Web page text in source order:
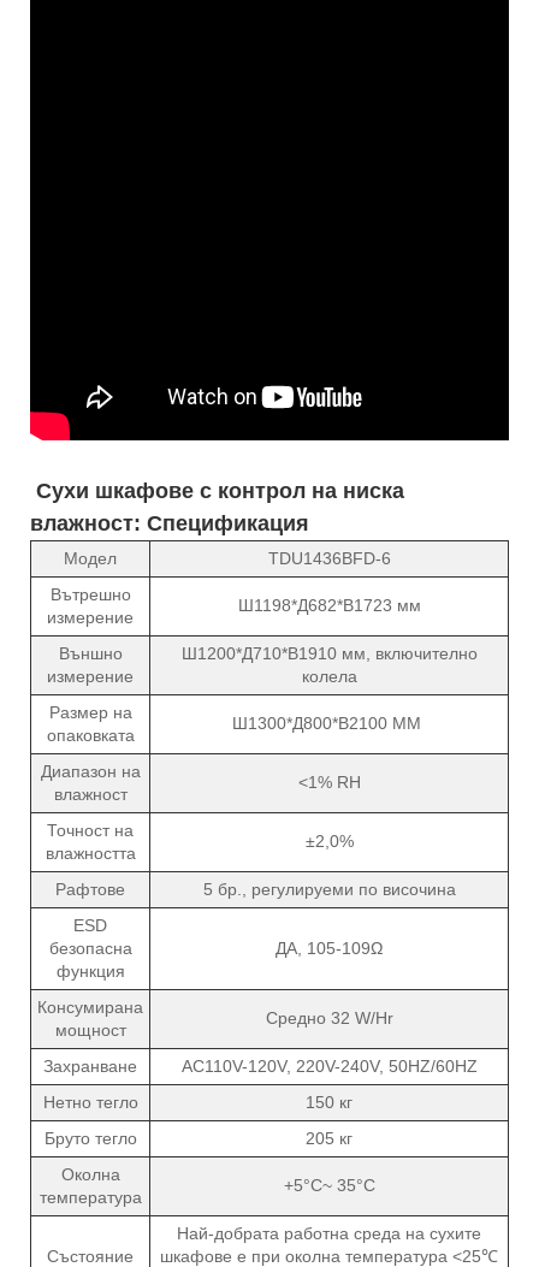
Сухи шкафове с контрол на ниска
влажност: Спецификация
Модел
TDU1436BFD-6
Вътрешно
измерение
Ш1198*Д682*В1723 мм
Външно
измерение
Ш1200*Д710*В1910 мм, включително
колела
Размер на
опаковката
Ш1300*Д800*В2100 ММ
Диапазон на
влажност
<1% RH
Точност на
влажността
±2,0%
Рафтове
5 бр., регулируеми по височина
ESD
безопасна
функция
ДА, 105-109Ω
Консумирана
мощност
Средно 32 W/Hr
Захранване
AC110V-120V, 220V-240V, 50HZ/60HZ
Нетно тегло
150 кг
Бруто тегло
205 кг
Околна
температура
+5°C~ 35°C
Състояние
Най-добрата работна среда на сухите
шкафове е при околна температура <25℃